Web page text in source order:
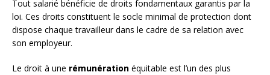
Tout salarié bénéficie de droits fondamentaux garantis par la
loi. Ces droits constituent le socle minimal de protection dont
dispose chaque travailleur dans le cadre de sa relation avec
son employeur.
Le droit à une rémunération équitable est l’un des plus